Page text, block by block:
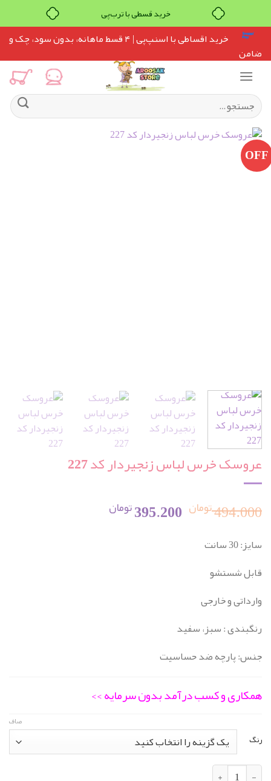
خرید قسطی با ترب‌پی
Skip
content
خرید اقساطی با اسنپ‌پی | ۴ قسط ماهانه، بدون سود، چک و
ضامن
جستجو
برای:
OFF
عروسک خرس لباس زنجیردار کد 227
494.000تومان قیمت
بود.
395.200تومان
سایز: 30 سانت
قابل شستشو
وارداتی و خارجی
رنگبندی : سبز، سفید
جنس: پارچه ضد حساسیت
همکاری و کسب درآمد بدون سرمایه >>
رنگ
صاف
عروسک خرس لباس زنجیردار کد 227 عدد